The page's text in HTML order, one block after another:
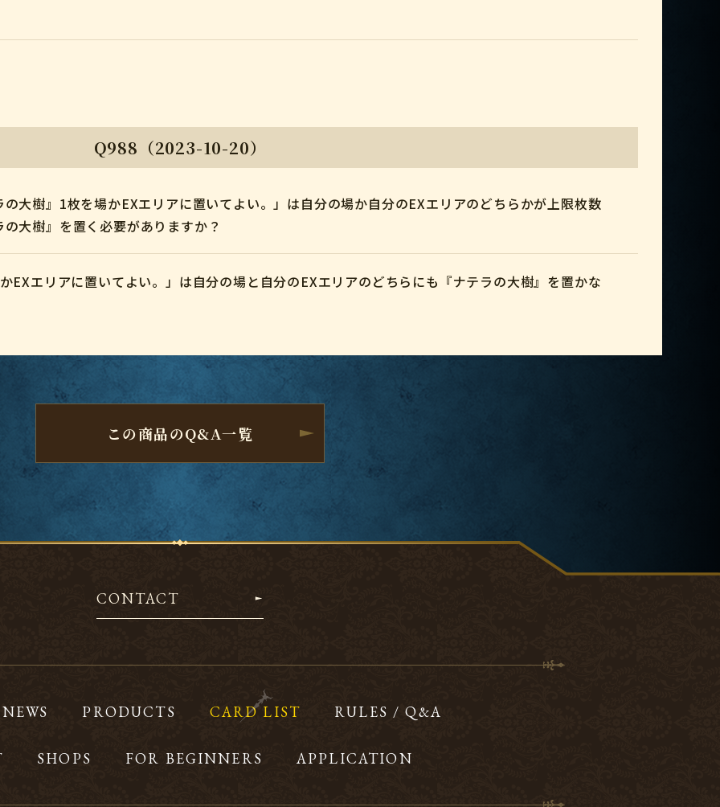
Q988（2023-10-20）
大樹』1枚を場かEXエリアに置いてよい。」は自分の場か自分のEXエリアのどちらかが上限枚数
大樹』を置く必要がありますか？
EXエリアに置いてよい。」は自分の場と自分のEXエリアのどちらにも『ナテラの大樹』を置かな
この商品のQ&A一覧
CONTACT
NEWS PRODUCTS CARD LIST RULES / Q&A
SHOPS FOR BEGINNERS APPLICATION